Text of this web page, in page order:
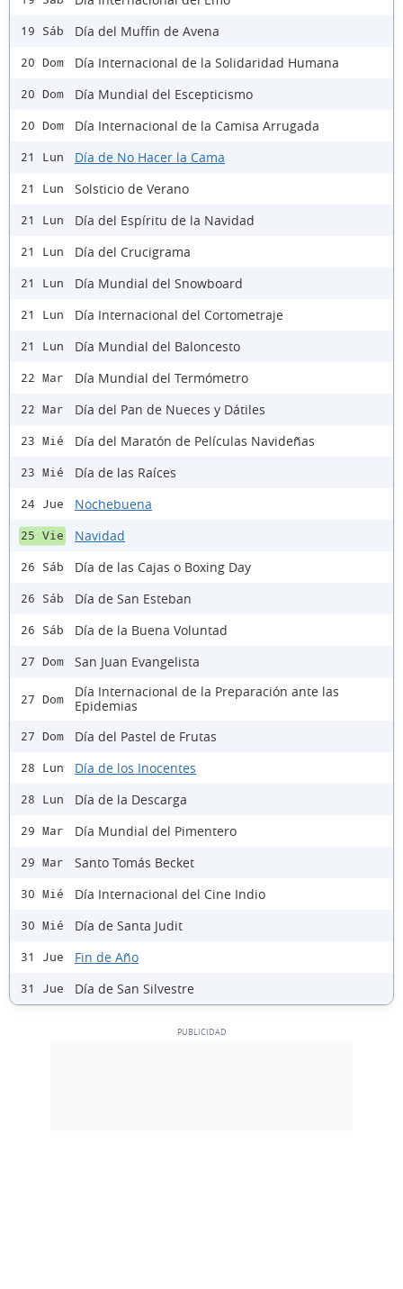
19 Sáb Día del Muffin de Avena
20 Dom Día Internacional de la Solidaridad Humana
20 Dom Día Mundial del Escepticismo
20 Dom Día Internacional de la Camisa Arrugada
21 Lun Día de No Hacer la Cama
21 Lun Solsticio de Verano
21 Lun Día del Espíritu de la Navidad
21 Lun Día del Crucigrama
21 Lun Día Mundial del Snowboard
21 Lun Día Internacional del Cortometraje
21 Lun Día Mundial del Baloncesto
22 Mar Día Mundial del Termómetro
22 Mar Día del Pan de Nueces y Dátiles
23 Mié Día del Maratón de Películas Navideñas
23 Mié Día de las Raíces
24 Jue Nochebuena
25 Vie Navidad
26 Sáb Día de las Cajas o Boxing Day
26 Sáb Día de San Esteban
26 Sáb Día de la Buena Voluntad
27 Dom San Juan Evangelista
27 Dom
Día Internacional de la Preparación ante las
Epidemias
27 Dom Día del Pastel de Frutas
28 Lun Día de los Inocentes
28 Lun Día de la Descarga
29 Mar Día Mundial del Pimentero
29 Mar Santo Tomás Becket
30 Mié Día Internacional del Cine Indio
30 Mié Día de Santa Judit
31 Jue Fin de Año
31 Jue Día de San Silvestre